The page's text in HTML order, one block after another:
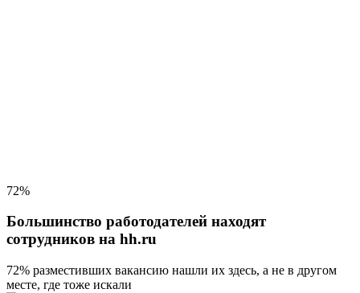
72%
Большинство работодателей находят
сотрудников на hh.ru
72% разместивших вакансию нашли их здесь, а не в другом
месте, где тоже искали